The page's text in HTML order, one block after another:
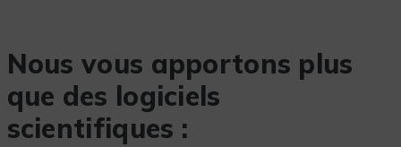
Nous vous apportons plus
que des logiciels
scientifiques :